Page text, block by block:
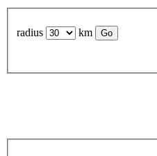
radius km